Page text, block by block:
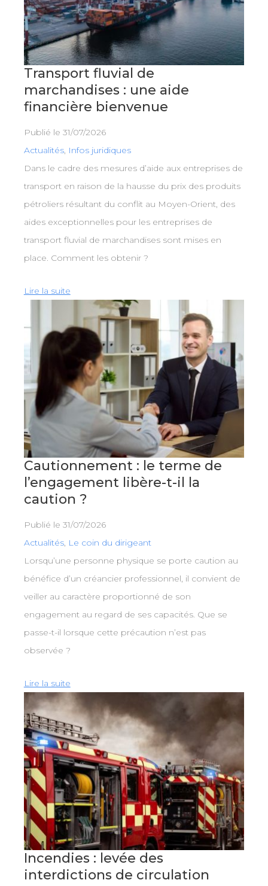
Transport fluvial de
marchandises : une aide
financière bienvenue
Publié le 31/07/2026
Actualités, Infos juridiques
Dans le cadre des mesures d’aide aux entreprises de
transport en raison de la hausse du prix des produits
pétroliers résultant du conflit au Moyen-Orient, des
aides exceptionnelles pour les entreprises de
transport fluvial de marchandises sont mises en
place. Comment les obtenir ?
Lire la suite
Cautionnement : le terme de
l’engagement libère-t-il la
caution ?
Publié le 31/07/2026
Actualités, Le coin du dirigeant
Lorsqu’une personne physique se porte caution au
bénéfice d’un créancier professionnel, il convient de
veiller au caractère proportionné de son
engagement au regard de ses capacités. Que se
passe-t-il lorsque cette précaution n’est pas
observée ?
Lire la suite
Incendies : levée des
interdictions de circulation